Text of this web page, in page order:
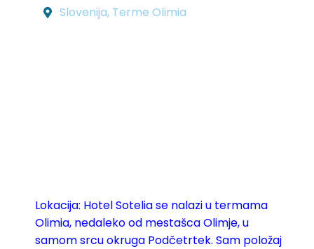
Slovenija, Terme Olimia
Lokacija: Hotel Sotelia se nalazi u termama
Olimia, nedaleko od mestašca Olimje, u
samom srcu okruga Podčetrtek. Sam položaj